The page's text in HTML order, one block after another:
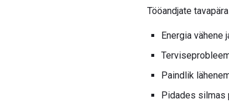
Tööandjate
Energia vähene
Paindlik
Pidades silmas